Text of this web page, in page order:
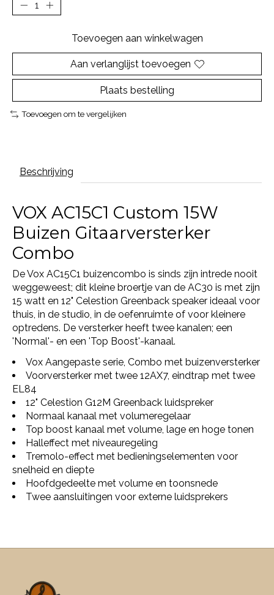
Toevoegen aan winkelwagen
Aan verlanglijst toevoegen
Plaats bestelling
Toevoegen om te vergelijken
Beschrijving
VOX AC15C1 Custom 15W
Buizen Gitaarversterker
Combo
De Vox AC15C1 buizencombo is sinds zijn intrede nooit
weggeweest; dit kleine broertje van de AC30 is met zijn
15 watt en 12" Celestion Greenback speaker ideaal voor
thuis, in de studio, in de oefenruimte of voor kleinere
optredens. De versterker heeft twee kanalen; een
'Normal'- en een 'Top Boost'-kanaal.
Vox Aangepaste serie, Combo met buizenversterker
Voorversterker met twee 12AX7, eindtrap met twee
EL84
12" Celestion G12M Greenback luidspreker
Normaal kanaal met volumeregelaar
Top boost kanaal met volume, lage en hoge tonen
Halleffect met niveauregeling
Tremolo-effect met bedieningselementen voor
snelheid en diepte
Hoofdgedeelte met volume en toonsnede
Twee aansluitingen voor externe luidsprekers